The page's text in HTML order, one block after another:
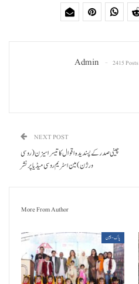
Admin 2415 Posts
NEXT POST
چینی صدر کے پسندیدہ اقوال کا تیسرا سیزن (روسی
ورژن) مین اسٹریم روسی میڈیا پر نشر
More From Author
پاک-چین